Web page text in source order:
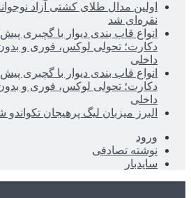
اولین مدال طلای کشتی آزاد
نقره‌ای شد
انواع قاب بندی دیوار با گچبری
دکارت؛ تحولی لوکس، فوری و
داخلی
انواع قاب بندی دیوار با گچبری
دکارت؛ تحولی لوکس، فوری و
داخلی
البرز میزبان لیگ پرهیجان تکواندو
ورود
نوشته تصادفی
سایدبار